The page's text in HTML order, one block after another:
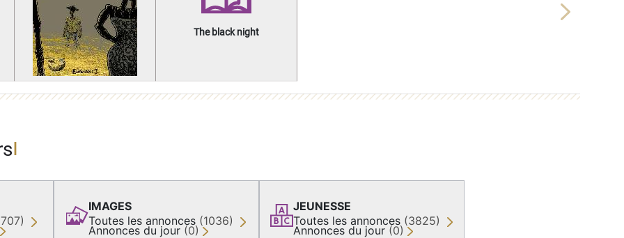
The black night
Next
IMAGES
Toutes les annonces (1036)
Annonces du jour (0)
JEUNESSE
Toutes les annonces (3825)
Annonces du jour (0)